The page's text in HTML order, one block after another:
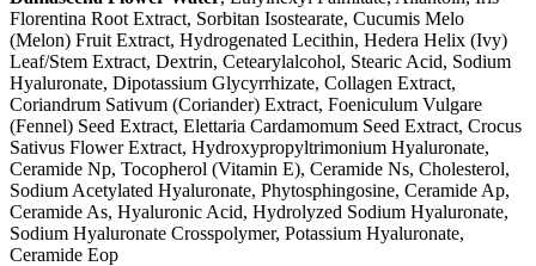
Florentina Root Extract, Sorbitan Isostearate, Cucumis Melo
(Melon) Fruit Extract, Hydrogenated Lecithin, Hedera Helix (Ivy)
Leaf/Stem Extract, Dextrin, Cetearylalcohol, Stearic Acid, Sodium
Hyaluronate, Dipotassium Glycyrrhizate, Collagen Extract,
Coriandrum Sativum (Coriander) Extract, Foeniculum Vulgare
(Fennel) Seed Extract, Elettaria Cardamomum Seed Extract, Crocus
Sativus Flower Extract, Hydroxypropyltrimonium Hyaluronate,
Ceramide Np, Tocopherol (Vitamin E), Ceramide Ns, Cholesterol,
Sodium Acetylated Hyaluronate, Phytosphingosine, Ceramide Ap,
Ceramide As, Hyaluronic Acid, Hydrolyzed Sodium Hyaluronate,
Sodium Hyaluronate Crosspolymer, Potassium Hyaluronate,
Ceramide Eop